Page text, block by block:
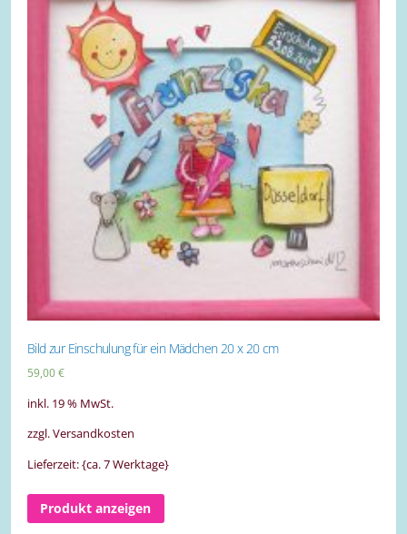
Bild zur Einschulung für ein Mädchen 20 x 20 cm
59,00€
inkl. 19 % MwSt.
zzgl. Versandkosten
Lieferzeit: {ca. 7 Werktage}
Produkt anzeigen